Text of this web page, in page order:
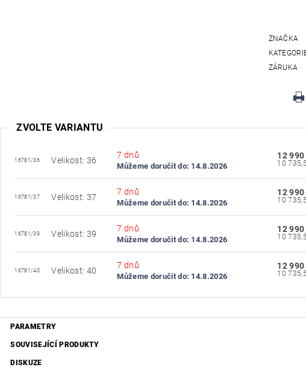
ZNAČKA
ZÁRUKA
ZVOLTE VARIANTU
16781/36 Velikost: 36
7 dnů
Můžeme doručit do: 14.8.2026
12 990
16781/37 Velikost: 37
7 dnů
Můžeme doručit do: 14.8.2026
12 990
16781/39 Velikost: 39
7 dnů
Můžeme doručit do: 14.8.2026
12 990
16781/40 Velikost: 40
7 dnů
Můžeme doručit do: 14.8.2026
12 990
PARAMETRY
SOUVISEJÍCÍ PRODUKTY
DISKUZE